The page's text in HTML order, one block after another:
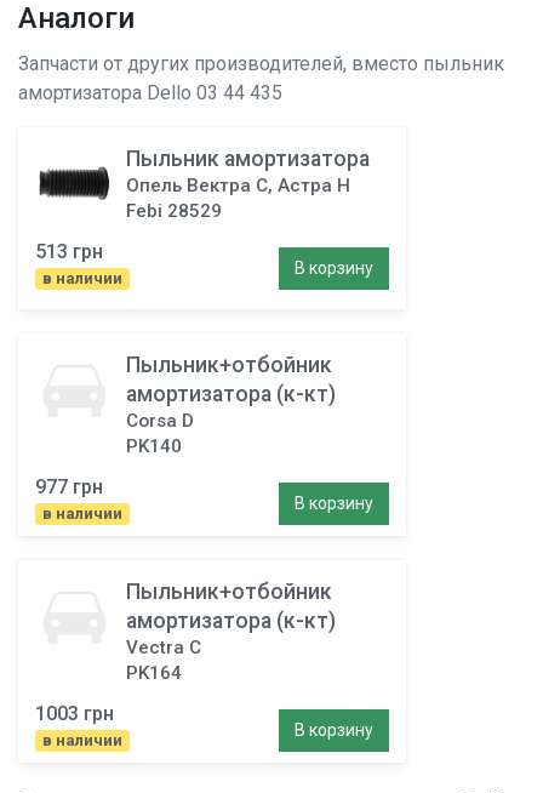
Аналоги
Запчасти от других производителей, вместо пыльник
амортизатора Dello 03 44 435
Пыльник амортизатора
Опель Вектра C, Астра Н
Febi 28529
513 грн
в наличии
В корзину
Пыльник+отбойник
амортизатора (к-кт)
Corsa D
PK140
977 грн
в наличии
В корзину
Пыльник+отбойник
амортизатора (к-кт)
Vectra C
PK164
1003 грн
в наличии
В корзину